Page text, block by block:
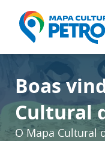
Boas
Cultural
O Mapa Cultural